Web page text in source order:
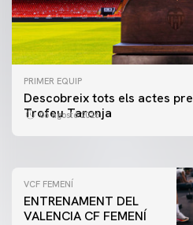
PRIMER EQUIP
Descobreix tots els actes
Trofeu Taronja
06 agosto 2026
PRIMER EQUIP
ENTRENAMENT DEL
VCF FEMENÍ
ENTRENAMENT DEL
VALENCIA CF FEMENÍ